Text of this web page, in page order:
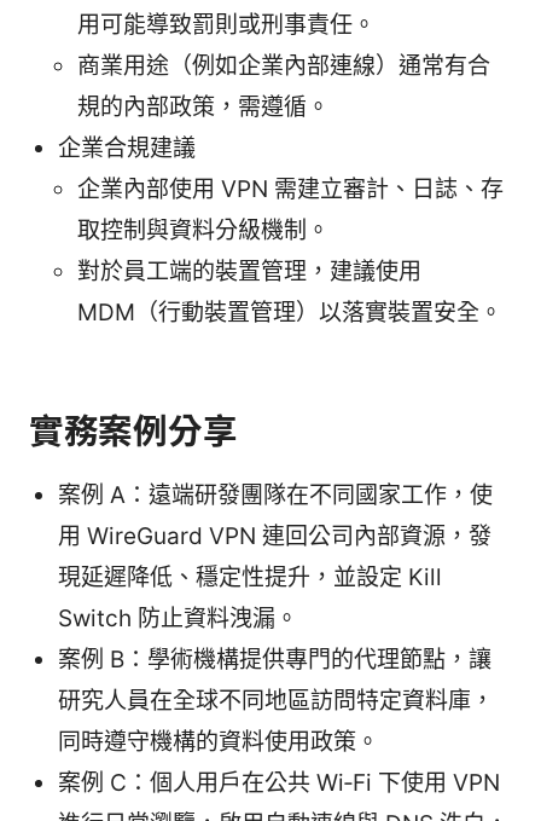
用可能導致罰則或刑事責任。
商業用途（例如企業內部連線）通常有合
規的內部政策，需遵循。
企業合規建議
企業內部使用 VPN 需建立審計、日誌、存
取控制與資料分級機制。
對於員工端的裝置管理，建議使用
MDM（行動裝置管理）以落實裝置安全。
實務案例分享
案例 A：遠端研發團隊在不同國家工作，使
用 WireGuard VPN 連回公司內部資源，發
現延遲降低、穩定性提升，並設定 Kill
Switch 防止資料洩漏。
案例 B：學術機構提供專門的代理節點，讓
研究人員在全球不同地區訪問特定資料庫，
同時遵守機構的資料使用政策。
案例 C：個人用戶在公共 Wi‑Fi 下使用 VPN